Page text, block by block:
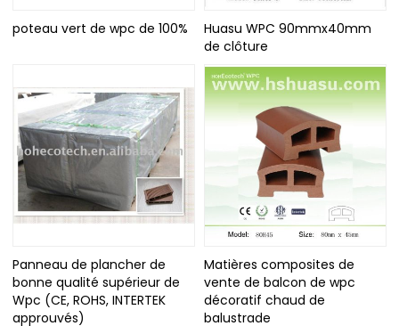
poteau vert de wpc de 100%
Huasu WPC 90mmx40mm
de clôture
Panneau de plancher de
bonne qualité supérieur de
Wpc (CE, ROHS, INTERTEK
approuvés)
Matières composites de
vente de balcon de wpc
décoratif chaud de
balustrade